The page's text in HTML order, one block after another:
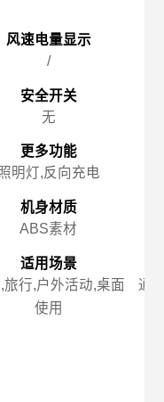
风速电量显示
/
安全开关
无
更多功能
明灯,反向充电
机身材质
ABS素材
适用场景
旅行,户外活动,桌面
使用
通